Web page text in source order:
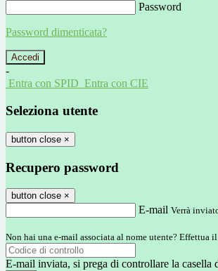
Password
Password dimenticata?
-
Entra con SPID Entra con CIE
Seleziona utente
button close ×
Recupero password
button close ×
E-mail Verrà
Non hai una e-mail associata al nome utente? Effettua
E-mail inviata, si prega di controllare la casella